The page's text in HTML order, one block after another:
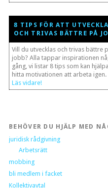
8 TIPS FÖR ATT
OCH TRIVAS BÄTTRE PÅ
Vill du utvecklas och trivas bättre
jobb? Alla tappar inspirationen
gång, vi listar 8 tips som kan
hitta motivationen att arbeta igen.
Läs vidare!
BEHÖVER DU HJÄLP MED
juridisk rådgivning
Arbetsrätt
mobbing
bli medlem i facket
Kollektivavtal